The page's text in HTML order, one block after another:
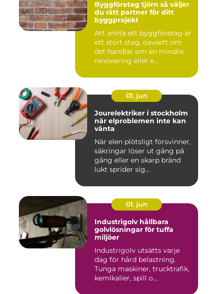
Byggföretag tjörn så väljer
du rätt partner för ditt
byggprojekt
Att anlita ett byggföretag är
ett stort steg, oavsett om
det handlar om en mindre
renovering eller e...
01. jun
Jourelektriker i stockholm
när elproblemen inte kan
vänta
När elen plötsligt försvinner,
säkringar löser ut gång på
gång eller en skarp bränd
lukt sprider sig...
01. jun
Industrigolv hållbara
golvlösningar för tuffa
miljöer
Industrigolv utsätts varje
dag för hård belastning.
Tunga maskiner, trucktrafik,
kemikalier, spill o...